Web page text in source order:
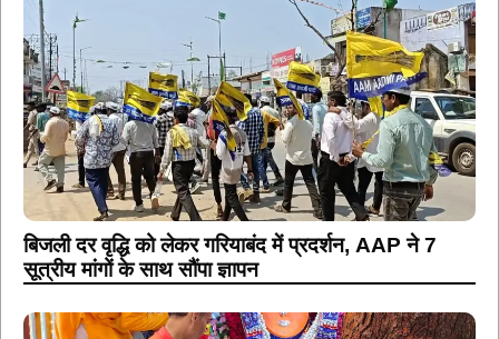
बिजली दर वृद्धि को लेकर गरियाबंद में प्रदर्शन, AAP ने 7
सूत्रीय मांगों के साथ सौंपा ज्ञापन